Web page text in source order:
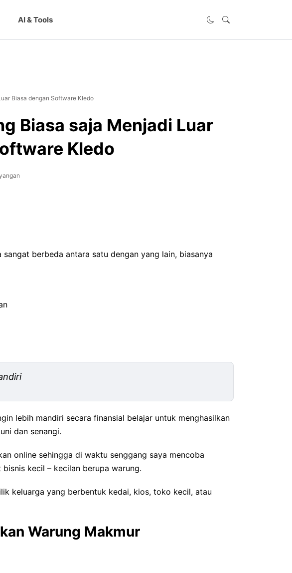
AI & Tools
Biasa dengan Software Kledo
Biasa saja Menjadi Luar
Kledo
berbeda antara satu dengan yang lain, biasanya
lebih mandiri secara finansial belajar untuk menghasilkan
dan senangi.
online sehingga di waktu senggang saya mencoba
kecil – kecilan berupa warung.
keluarga yang berbentuk kedai, kios, toko kecil, atau
Warung Makmur